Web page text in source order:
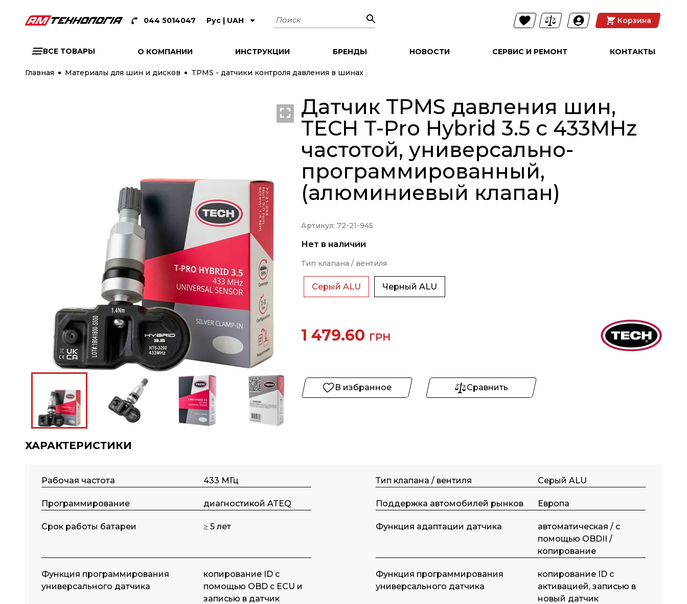
044 5014047 Рус | UAH Поиск Корзина
ВСЕ ТОВАРЫ О КОМПАНИИ ИНСТРУКЦИИ БРЕНДЫ НОВОСТИ СЕРВИС И РЕМОНТ КОНТАКТЫ
Главная Материалы для шин и дисков TPMS - датчики контроля давления в шинах
Датчик TPMS давления шин,
TECH T-Pro Hybrid 3.5 с 433MHz
частотой, универсально-
программированный,
(алюминиевый клапан)
Артикул: 72-21-945
Нет в наличии
Тип клапана / вентиля
Серый ALU Черный ALU
1 479.60 ГРН
В избранное Сравнить
ХАРАКТЕРИСТИКИ
Рабочая частота 433 МГц Тип клапана / вентиля Серый ALU
Программирование диагностикой ATEQ Поддержка автомобилей рынков Европа
Срок работы батареи ≥ 5 лет Функция адаптации датчика
автоматическая / с
помощью OBDII /
копирование
Функция программирования
универсального датчика
копирование ID с
помощью OBD с ECU и
записью в датчик
Функция программирования
универсального датчика
копирование ID с
активацией, записью в
новый датчик